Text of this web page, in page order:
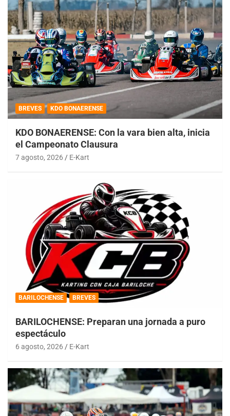
BREVES KDO BONAERENSE
KDO BONAERENSE: Con la vara bien alta, inicia
el Campeonato Clausura
7 agosto, 2026 E-Kart
BARILOCHENSE BREVES
BARILOCHENSE: Preparan una jornada a puro
espectáculo
6 agosto, 2026 E-Kart